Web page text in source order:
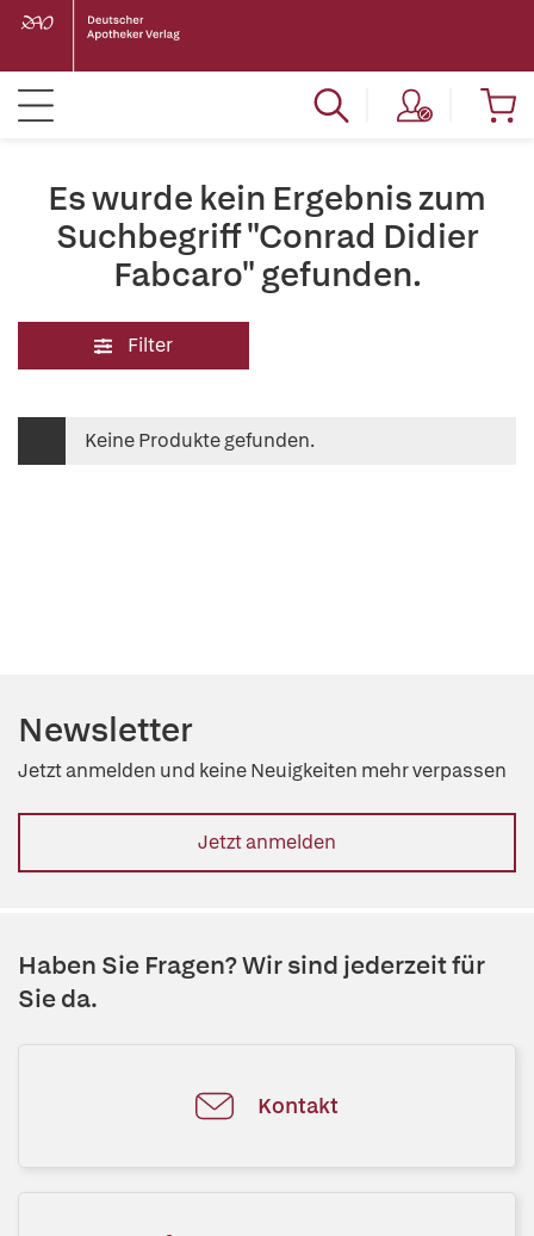
Es wurde kein Ergebnis zum
Suchbegriff "Conrad Didier
Fabcaro" gefunden.
Filter
Keine Produkte gefunden.
Newsletter
Jetzt anmelden und keine Neuigkeiten mehr verpassen
Jetzt anmelden
Haben Sie Fragen? Wir sind jederzeit für
Sie da.
Kontakt